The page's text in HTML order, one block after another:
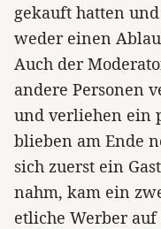
gekauft hatten
weder einen
Auch der
andere Personen
und verliehen ein
blieben am Ende
sich zuerst ein
nahm, kam ein
etliche Werber